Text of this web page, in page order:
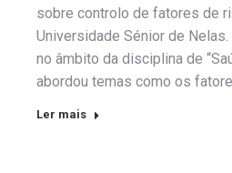
sobre controlo de fatores de
Universidade Sénior de
no âmbito da disciplina de
abordou temas como os
Ler mais